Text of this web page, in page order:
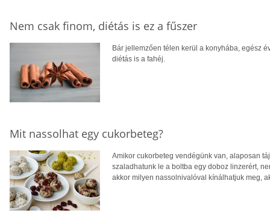
Nem csak finom, diétás is ez a fűszer
Bár jellemzően télen kerül a konyhába, egész
diétás is a fahéj.
Mit nassolhat egy cukorbeteg?
Amikor cukorbeteg vendégünk van, alaposan
szaladhatunk le a boltba egy doboz linzerért,
akkor milyen nassolnivalóval kínálhatjuk meg,